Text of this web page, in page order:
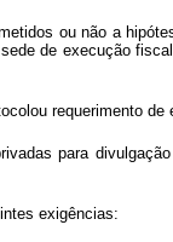
ou não a
de execução
requerimento
para
exigências: